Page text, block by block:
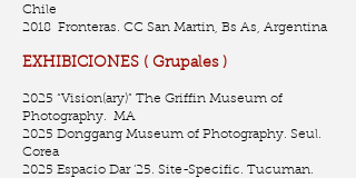
Chile
2018 Fronteras. CC San Martin, Bs As, Argentina
EXHIBICIONES ( Grupales )
2025 “Vision(ary)” The Griffin Museum of
Photography. MA
2025 Donggang Museum of Photography. Seul.
Corea
2025 Espacio Dar ‘25. Site-Specific. Tucuman.